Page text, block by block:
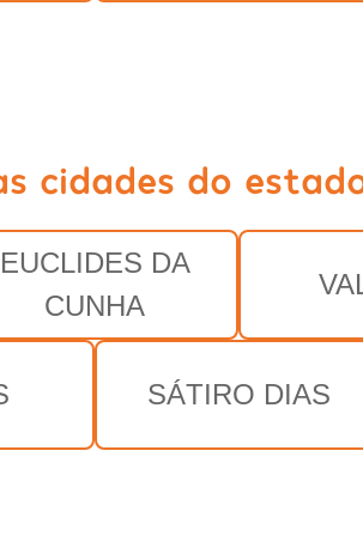
cidades do
EUCLIDES DA
CUNHA
SÁTIRO DIAS